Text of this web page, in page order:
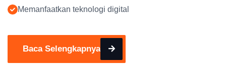
Memanfaatkan teknologi digital
Baca Selengkapnya